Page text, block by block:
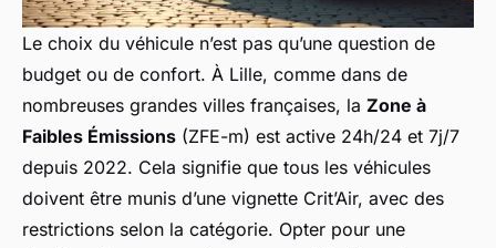
Le choix du véhicule n’est pas qu’une question de
budget ou de confort. À Lille, comme dans de
nombreuses grandes villes françaises, la Zone à
Faibles Émissions (ZFE-m) est active 24h/24 et 7j/7
depuis 2022. Cela signifie que tous les véhicules
doivent être munis d’une vignette Crit’Air, avec des
restrictions selon la catégorie. Opter pour une